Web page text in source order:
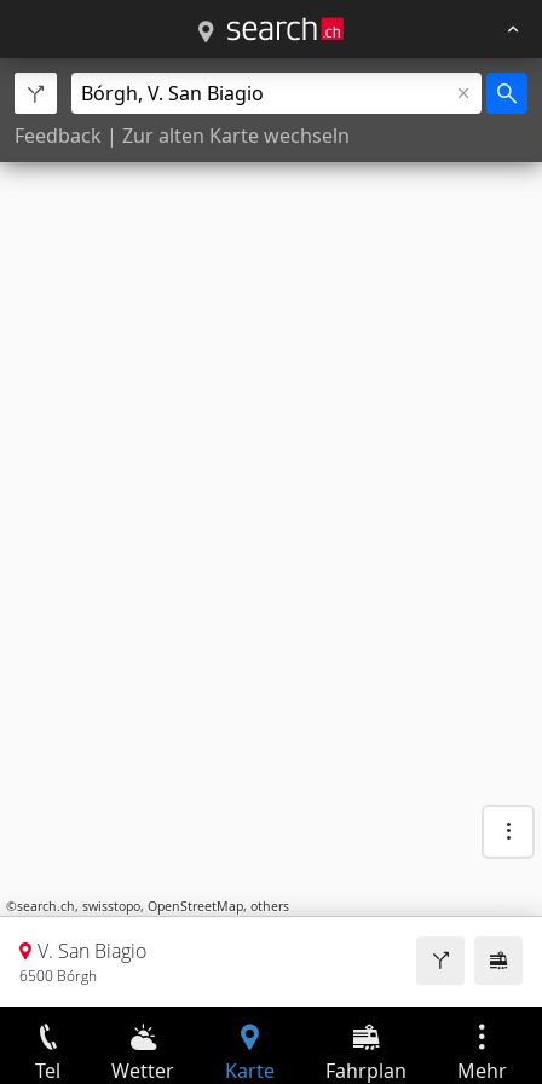
Feedback | Zur alten Karte wechseln
©search.ch, swisstopo, OpenStreetMap, others
V. San Biagio
6500 Bórgh
Tel Wetter Karte Fahrplan Mehr